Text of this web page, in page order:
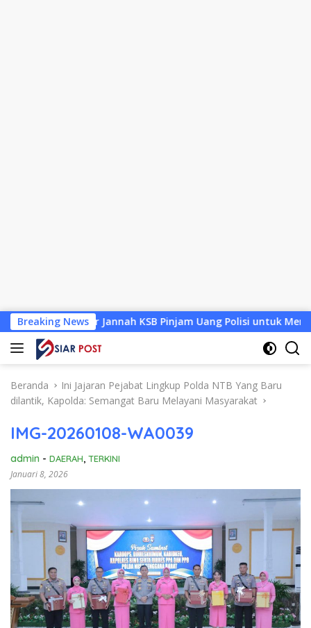
Langsung
ke
konten
Breaking News
Jannah KSB Pinjam Uang Polisi untuk Menyeberang,
Beranda
Ini Jajaran Pejabat Lingkup Polda NTB Yang Baru
dilantik, Kapolda: Semangat Baru Melayani Masyarakat
IMG-20260108-WA0039
admin - DAERAH, TERKINI
Januari 8, 2026